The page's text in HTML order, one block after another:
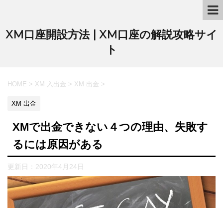
XM口座開設方法 | XM口座の解説攻略サイ
ト
HOME > XM 入出金 > XM 出金 >
XM 出金
XMで出金できない４つの理由、失敗す
るには原因がある
更新日： 2020年4月24日